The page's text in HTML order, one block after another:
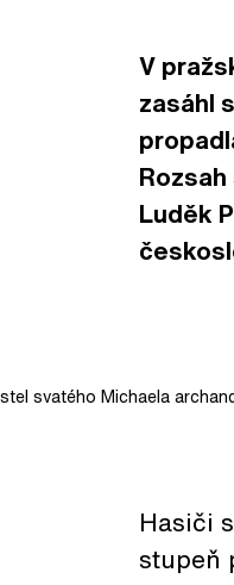
V
zasáhl
Luděk
svatého Michaela
Hasiči
stupeň